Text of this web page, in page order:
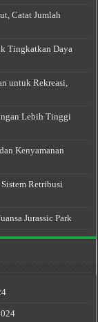
Catat Jumlah
Tingkatkan Daya
untuk Rekreasi,
Lebih Tinggi
Kenyamanan
Retribusi
Jurassic Park